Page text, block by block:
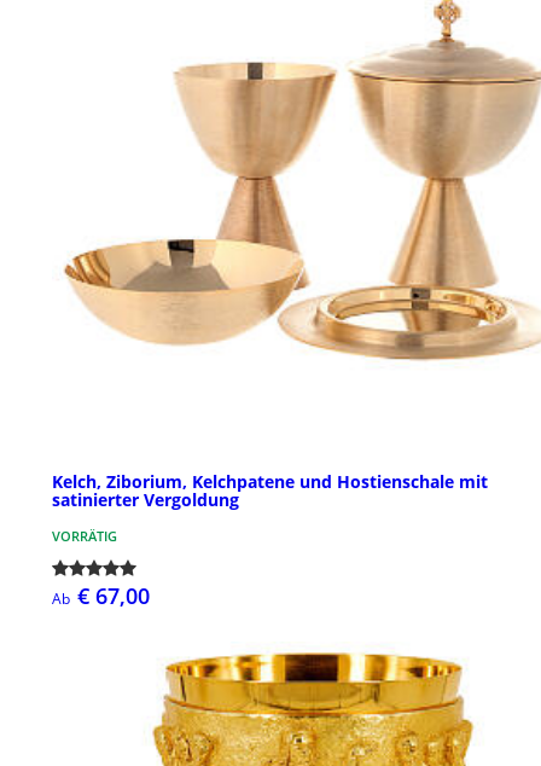
Kelch, Ziborium, Kelchpatene und Hostienschale mit
satinierter Vergoldung
VORRÄTIG
Ab € 67,00